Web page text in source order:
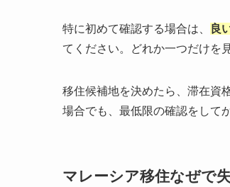
特に初めて確認する場合は、 良
てください。どれか一つだけを
移住候補地を決めたら、滞在資
場合でも、最低限の確認をして
マレーシア移住なぜで